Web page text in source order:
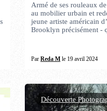
Armé de ses rouleaux
au mobilier urbain et
jeune artiste américain
Brooklyn précisément -
ParReda M le 19 avril 2024
Découverte